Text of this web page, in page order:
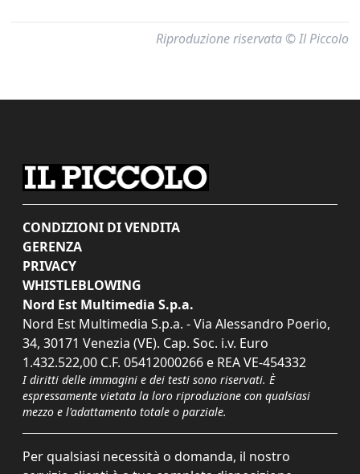
Riproduzione riservata © Il Piccolo
CONDIZIONI DI VENDITA
GERENZA
PRIVACY
WHISTLEBLOWING
Nord Est Multimedia S.p.a.
Nord Est Multimedia S.p.a. - Via Alessandro Poerio,
34, 30171 Venezia (VE). Cap. Soc. i.v. Euro
1.432.522,00 C.F. 05412000266 e REA VE-454332
I diritti delle immagini e dei testi sono riservati. È
espressamente vietata la loro riproduzione con qualsiasi
mezzo e l'adattamento totale o parziale.
Per qualsiasi necessità o domanda, il nostro